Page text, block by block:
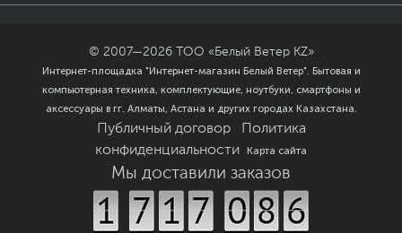
© 2007—2026
ТОО «Белый Ветер KZ»
Интернет-площадка "Интернет-магазин Белый Ветер". Бытовая и
компьютерная техника, комплектующие, ноутбуки, смартфоны и
аксессуары в гг. Алматы, Астана и других городах Казахстана.
Публичный договор
Политика
конфиденциальности
Карта сайта
Мы доставили заказов